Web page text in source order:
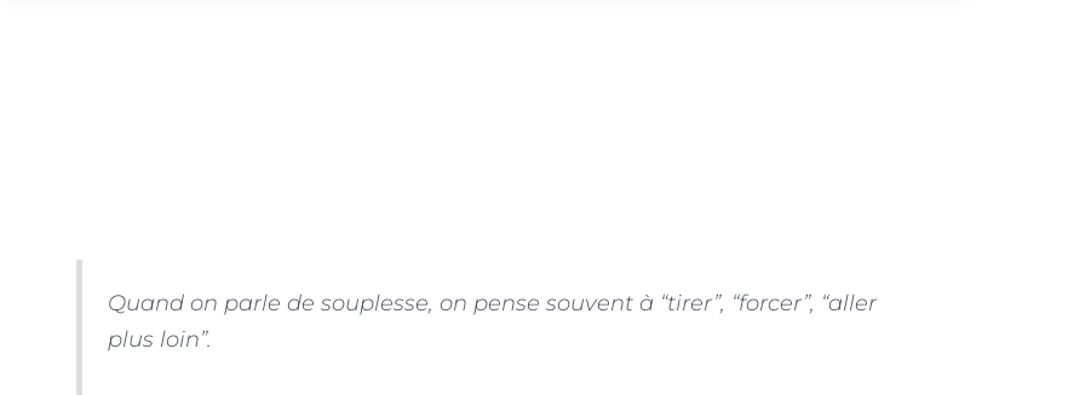
Quand on parle de souplesse, on pense souvent à “tirer”, “forcer”, “aller
plus loin”.